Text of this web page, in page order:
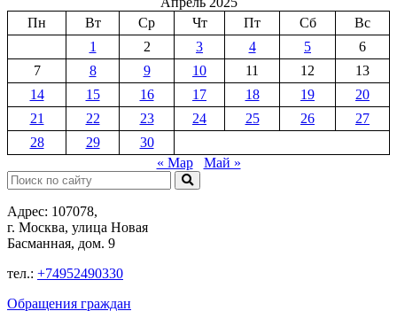
Пн
Вт Ср Чт Пт Сб
Вс
1
2 3 4 5
6
7
8 9 10 11 12
13
14
15 16 17 18 19
20
21
22 23 24 25 26
27
28
29
30
« Мар
Май »
Поиск:
Адрес: 107078,
г. Москва, улица Новая
Басманная, дом. 9
тел.: +74952490330
Обращения граждан